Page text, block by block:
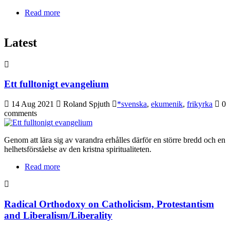
Read more
Latest
Ett fulltonigt evangelium
14 Aug 2021 Roland Spjuth *svenska, ekumenik, frikyrka
0
comments
Genom att lära sig av varandra erhålles därför en större bredd och en
helhetsförståelse av den kristna spiritualiteten.
Read more
Radical Orthodoxy on Catholicism, Protestantism
and Liberalism/Liberality